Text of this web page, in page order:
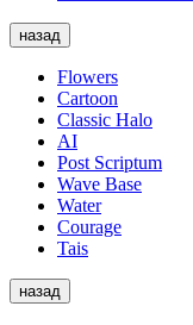
назад
Flowers
Cartoon
Classic Halo
AI
Post Scriptum
Wave Base
Water
Courage
Tais
назад